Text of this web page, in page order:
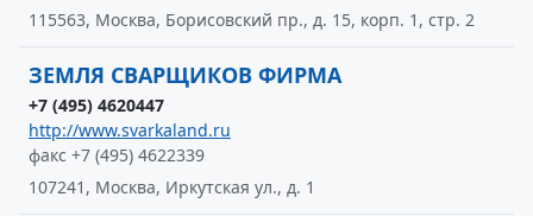
115563, Москва, Борисовский пр., д. 15, корп. 1, стр. 2
ЗЕМЛЯ СВАРЩИКОВ ФИРМА
+7 (495) 4620447
http://www.svarkaland.ru
факс +7 (495) 4622339
107241, Москва, Иркутская ул., д. 1